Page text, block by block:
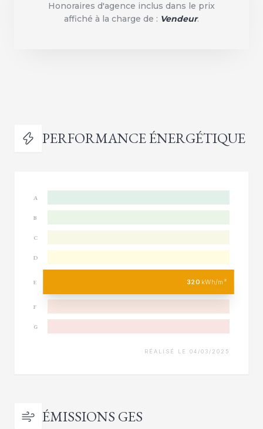
Honoraires d'agence inclus dans le prix
affiché à la charge de : Vendeur.
PERFORMANCE ÉNERGÉTIQUE
A
B
C
D
E 320 kWh/m²
F
G
RÉALISÉ LE 04/03/2025
ÉMISSIONS GES